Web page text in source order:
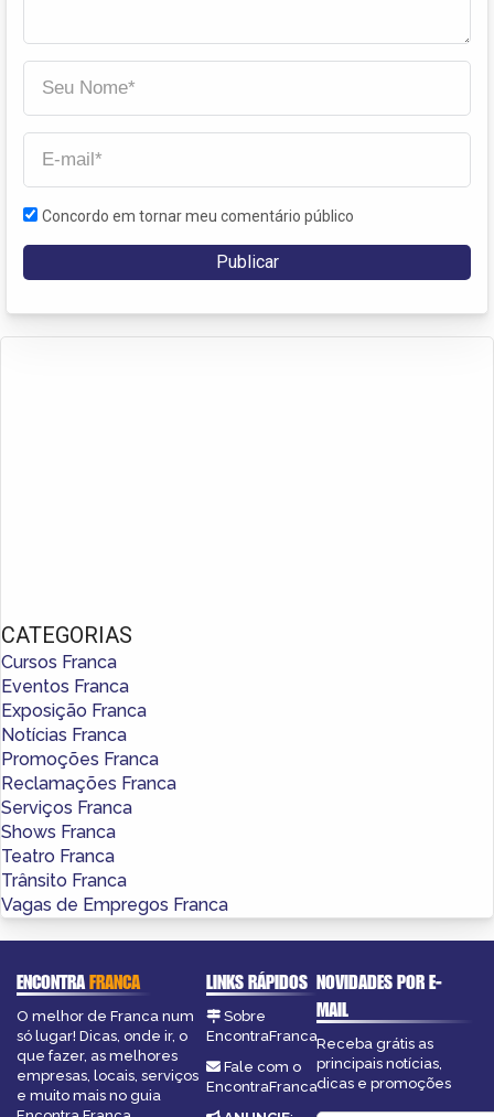
Concordo em tornar meu comentário público
CATEGORIAS
Cursos Franca
Eventos Franca
Exposição Franca
Notícias Franca
Promoções Franca
Reclamações Franca
Serviços Franca
Shows Franca
Teatro Franca
Trânsito Franca
Vagas de Empregos Franca
ENCONTRAFRANCA
O melhor de Franca num
só lugar! Dicas, onde ir, o
que fazer, as melhores
empresas, locais, serviços
e muito mais no guia
LINKS RÁPIDOS
Sobre
EncontraFranca
Fale com o
EncontraFranca
NOVIDADES POR E-
MAIL
Receba grátis as
principais notícias,
dicas e promoções